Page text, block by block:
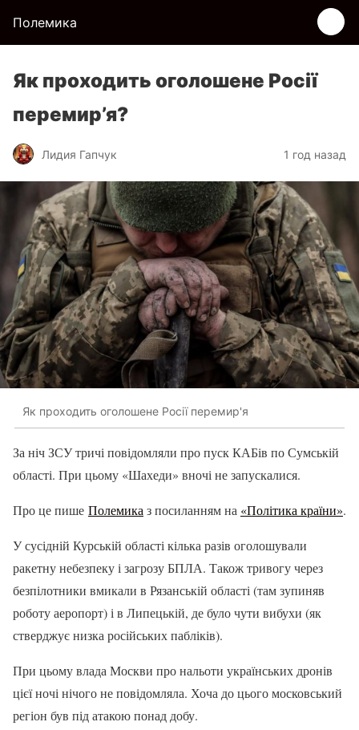
Полемика
Як проходить оголошене Росії
перемир’я?
Лидия Гапчук 1 год назад
Як проходить оголошене Росії перемир'я
За ніч ЗСУ тричі повідомляли про пуск КАБів по Сумській
області. При цьому «Шахеди» вночі не запускалися.
Про це пише Полемика з посиланням на «Політика країни».
У сусідній Курській області кілька разів оголошували
ракетну небезпеку і загрозу БПЛА. Також тривогу через
безпілотники вмикали в Рязанській області (там зупиняв
роботу аеропорт) і в Липецькій, де було чути вибухи (як
стверджує низка російських пабліків).
При цьому влада Москви про нальоти українських дронів
цієї ночі нічого не повідомляла. Хоча до цього московський
регіон був під атакою понад добу.